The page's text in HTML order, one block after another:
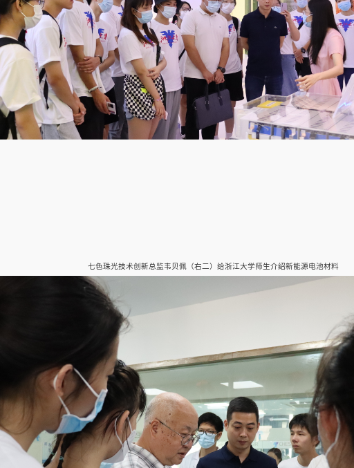
七色珠光技术创新总监韦贝佩（右二）给浙江大学师生介绍新能源电池材料